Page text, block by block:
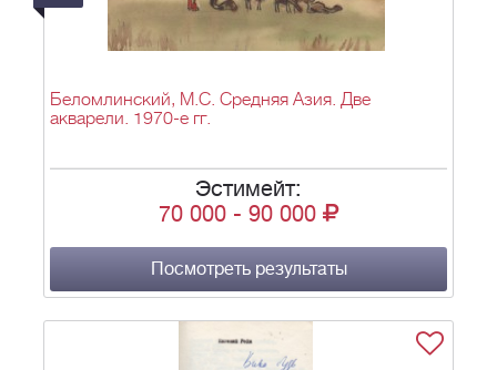
Беломлинский, М.С. Средняя Азия. Две
акварели. 1970-е гг.
Эстимейт:
70 000 - 90 000
Посмотреть результаты